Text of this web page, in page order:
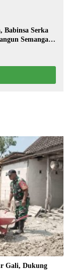
Babinsa Serka
Semangat
Gali, Dukung